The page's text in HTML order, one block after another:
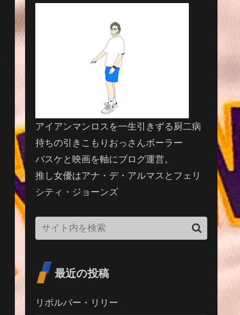
アイアンマンロスを一生引きずる厨二病
持ちの引きこもりおっさんボーラー
バスケと映画を軸にブログ運営。
推し女優はアナ・デ・アルマスとフェリ
シティ・ジョーンズ
最近の投稿
リボルバー・リリー